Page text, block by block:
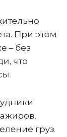
При этом
– без
что
груз.